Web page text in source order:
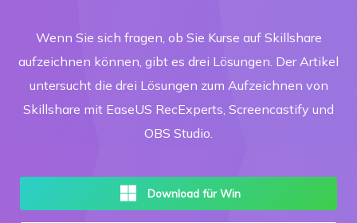
Wenn Sie sich fragen, ob Sie Kurse auf Skillshare
aufzeichnen können, gibt es drei Lösungen. Der Artikel
untersucht die drei Lösungen zum Aufzeichnen von
Skillshare mit EaseUS RecExperts, Screencastify und
OBS Studio.
Download für Win